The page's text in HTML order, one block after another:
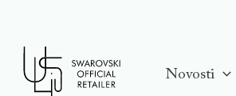
content
Novosti